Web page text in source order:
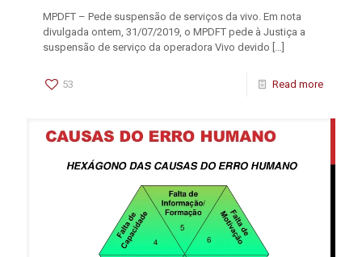
MPDFT – Pede suspensão de serviços da vivo. Em nota
divulgada ontem, 31/07/2019, o MPDFT pede à Justiça a
suspensão de serviço da operadora Vivo devido
53 Read more